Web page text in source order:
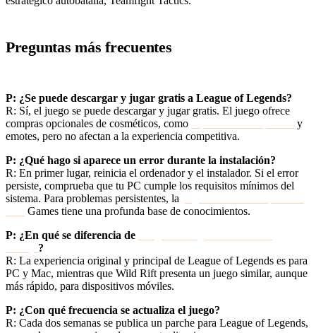
Preguntas más frecuentes
P: ¿Se puede descargar y jugar gratis a League of Legends?
R: Sí, el juego se puede descargar y jugar gratis. El juego ofrece
compras opcionales de cosméticos, como
y
emotes, pero no afectan a la experiencia competitiva.
P: ¿Qué hago si aparece un error durante la instalación?
R: En primer lugar, reinicia el ordenador y el instalador. Si el error
persiste, comprueba que tu PC cumple los requisitos mínimos del
sistema. Para problemas persistentes, la
Games tiene una profunda base de conocimientos.
P: ¿En qué se diferencia de
?
R: La experiencia original y principal de League of Legends es para
PC y Mac, mientras que Wild Rift presenta un juego similar, aunque
más rápido, para dispositivos móviles.
P: ¿Con qué frecuencia se actualiza el juego?
R: Cada dos semanas se publica un parche para League of Legends,